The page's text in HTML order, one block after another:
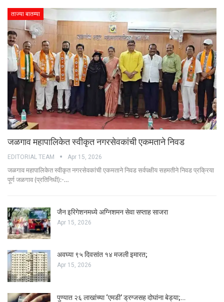
ताज्या बातम्या
जळगाव महापालिकेत स्वीकृत नगरसेवकांची एकमताने निवड
EDITORIAL TEAM Apr 15, 2026
जळगाव महापालिकेत स्वीकृत नगरसेवकांची एकमताने निवड सर्वपक्षीय सहमतीने निवड प्रक्रिया
पूर्ण जळगाव (प्रतिनिधी):-…
जैन इरिगेशनमध्ये अग्निशमन सेवा सप्ताह साजरा
Apr 15, 2026
अवघ्या ९५ दिवसांत १४ मजली इमारत;
Apr 15, 2026
पुण्यात २६ लाखांच्या ‘एमडी’ ड्रग्जसह दोघांना बेड्या;…